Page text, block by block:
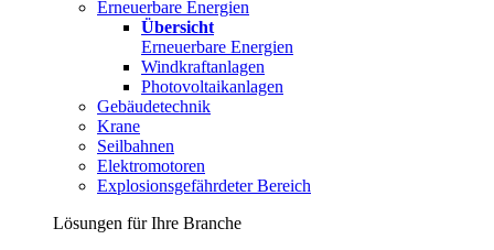
Erneuerbare Energien
Übersicht
Erneuerbare Energien
Windkraftanlagen
Photovoltaikanlagen
Gebäudetechnik
Krane
Seilbahnen
Elektromotoren
Explosionsgefährdeter Bereich
Lösungen für Ihre Branche